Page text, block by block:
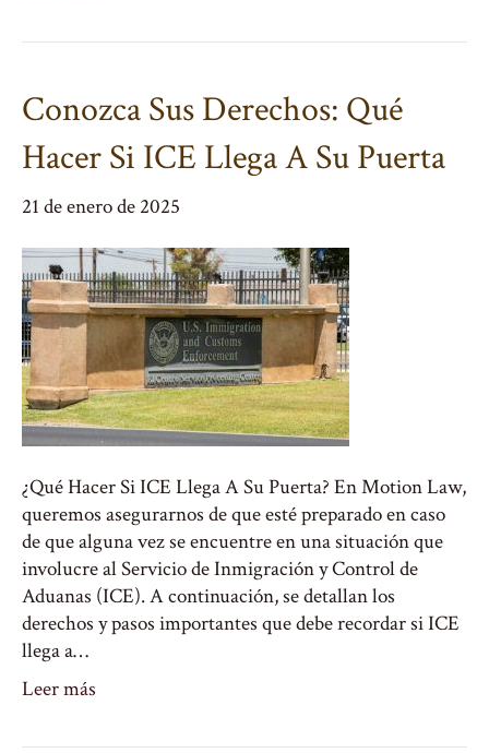
Conozca Sus Derechos: Qué
Hacer Si ICE Llega A Su Puerta
21 de enero de 2025
¿Qué Hacer Si ICE Llega A Su Puerta? En Motion Law,
queremos asegurarnos de que esté preparado en caso
de que alguna vez se encuentre en una situación que
involucre al Servicio de Inmigración y Control de
Aduanas (ICE). A continuación, se detallan los
derechos y pasos importantes que debe recordar si ICE
llega a…
Leer más